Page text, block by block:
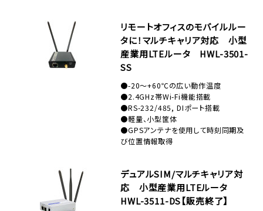
リモートオフィスのモバイルルー
タに！マルチキャリア対応 小型
産業用LTEルータ HWL-3501-
SS
●-20～+60℃の広い動作温度
●2.4GHz帯Wi-Fi機能搭載
●RS-232/485, DIポート搭載
●軽量、小型筐体
●GPSアンテナを使用して時刻同期及
び位置情報取得
デュアルSIM/マルチキャリア対
応 小型産業用LTEルータ
HWL-3511-DS【販売終了】